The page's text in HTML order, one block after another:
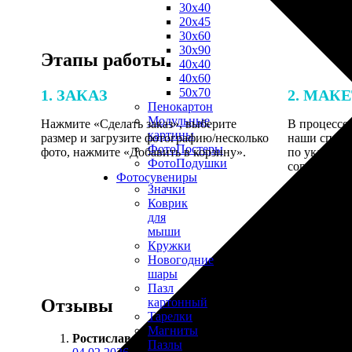
30х40
20х45
30х60
30х90
40х40
40х60
50х70
Пенокартон
Модульные
картины
ФотоПостеры
ФотоПодушки
Фотоcувениры
Значки
Коврик
для
мыши
Кружки
Новогодние
шары
Пазл
картонный
Тарелки
Магниты
Пазлы
Этапы работы
1. ЗАКАЗ
Нажмите «Сделать заказ», выберите
размер и загрузите фотографию/несколько
фото, нажмите «Добавить в корзину».
2.
В процессе
наши
по
Отзывы
Ростислава